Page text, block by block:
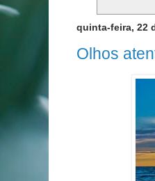
quinta-feira, 22
Olhos